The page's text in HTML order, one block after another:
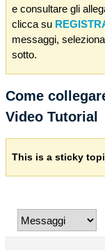
e consultare gli
clicca su
messaggi,
sotto.
Come
Video Tutorial
This is a sticky